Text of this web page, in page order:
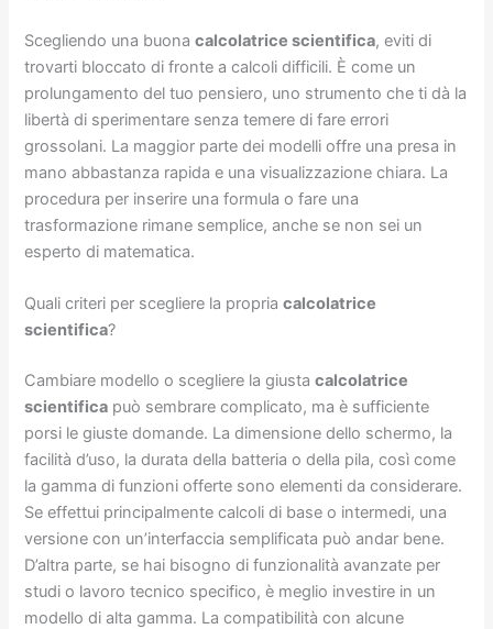
Scegliendo una buonacalcolatrice scientifica, eviti di
trovarti bloccato di fronte a calcoli difficili. È come un
prolungamento del tuo pensiero, uno strumento che ti dà la
libertà di sperimentare senza temere di fare errori
grossolani. La maggior parte dei modelli offre una presa in
mano abbastanza rapida e una visualizzazione chiara. La
procedura per inserire una formula o fare una
trasformazione rimane semplice, anche se non sei un
esperto di matematica.
Quali criteri per scegliere la propriacalcolatrice
scientifica?
Cambiare modello o scegliere la giustacalcolatrice
scientifica può sembrare complicato, ma è sufficiente
porsi le giuste domande. La dimensione dello schermo, la
facilità d’uso, la durata della batteria o della pila, così come
la gamma di funzioni offerte sono elementi da considerare.
Se effettui principalmente calcoli di base o intermedi, una
versione con un’interfaccia semplificata può andar bene.
D’altra parte, se hai bisogno di funzionalità avanzate per
studi o lavoro tecnico specifico, è meglio investire in un
modello di alta gamma. La compatibilità con alcune